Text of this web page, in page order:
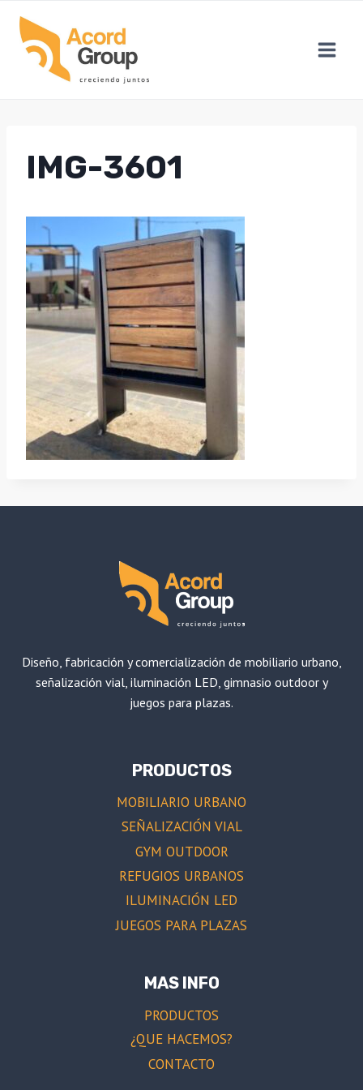
content
IMG-3601
Diseño, fabricación y comercialización de mobiliario urbano,
señalización vial, iluminación LED, gimnasio outdoor y
juegos para plazas.
PRODUCTOS
MOBILIARIO URBANO
SEÑALIZACIÓN VIAL
GYM OUTDOOR
REFUGIOS URBANOS
ILUMINACIÓN LED
JUEGOS PARA PLAZAS
MAS INFO
PRODUCTOS
¿QUE HACEMOS?
CONTACTO